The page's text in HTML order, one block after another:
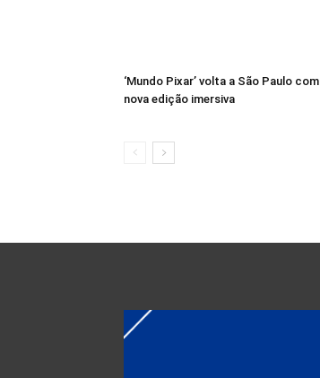
‘Mundo Pixar’ volta a São Paulo com
nova edição imersiva